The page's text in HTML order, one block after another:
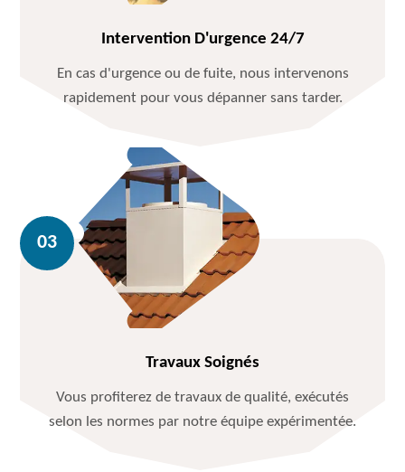
Intervention D'urgence 24/7
En cas d'urgence ou de fuite, nous intervenons
rapidement pour vous dépanner sans tarder.
Travaux Soignés
Vous profiterez de travaux de qualité, exécutés
selon les normes par notre équipe expérimentée.